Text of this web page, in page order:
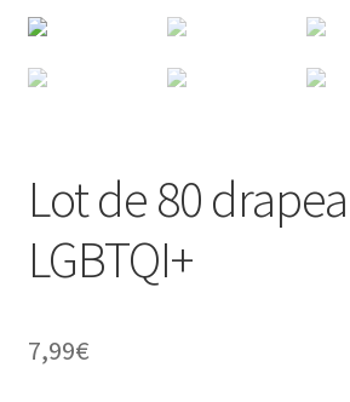
Lot de 80
LGBTQI+
7,99€